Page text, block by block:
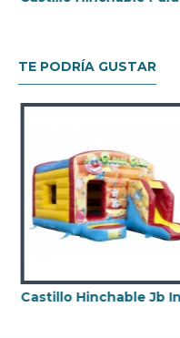
TE PODRÍA GUSTAR